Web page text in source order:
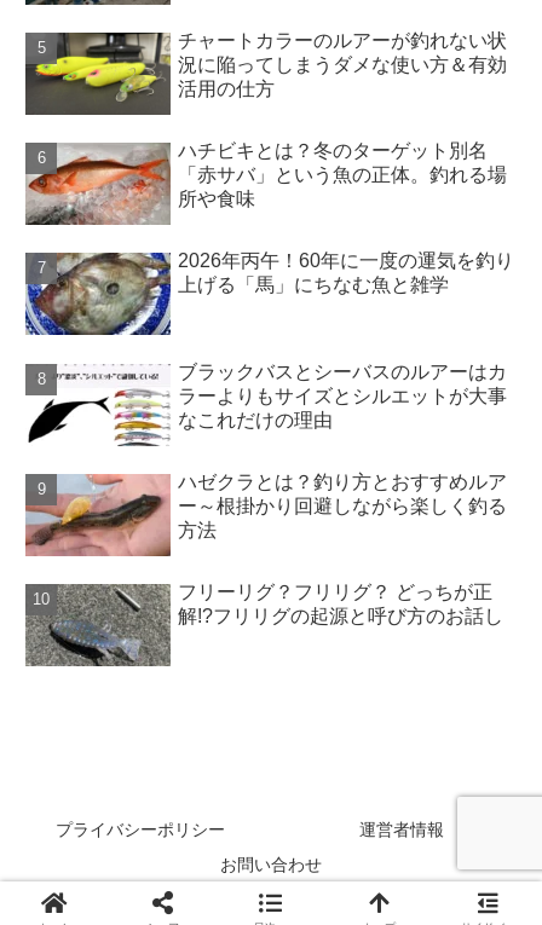
チャートカラーのルアーが釣れない状
況に陥ってしまうダメな使い方＆有効
活用の仕方
ハチビキとは？冬のターゲット別名
「赤サバ」という魚の正体。釣れる場
所や食味
2026年丙午！60年に一度の運気を釣り
上げる「馬」にちなむ魚と雑学
ブラックバスとシーバスのルアーはカ
ラーよりもサイズとシルエットが大事
なこれだけの理由
ハゼクラとは？釣り方とおすすめルア
ー～根掛かり回避しながら楽しく釣る
方法
フリーリグ？フリリグ？ どっちが正
解!?フリリグの起源と呼び方のお話し
プライバシーポリシー
運営者情報
お問い合わせ
Copyright © 2024 SAKANAZA All Rights Reserved.